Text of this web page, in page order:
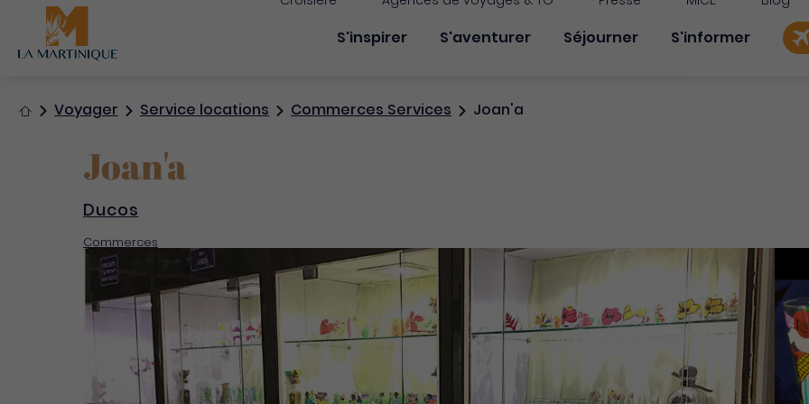
Navigation principale
S'inspirer
S'aventurer Séjourner S'informer
Accueil
Voyager Service locations Commerces Services Joan'a
Joan'a
Ducos
Commerces